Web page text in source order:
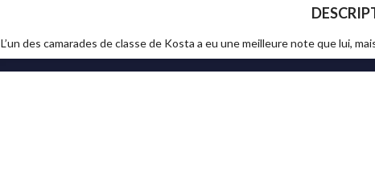
L’un des camarades de classe de Kosta a eu une meilleure note que lui,